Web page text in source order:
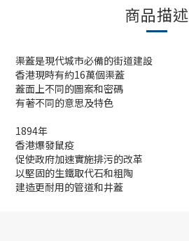
商品描述
渠蓋是現代城市必備的街道建設
香港現時有約16萬個渠蓋
蓋面上不同的圖案和密碼
有著不同的意思及特色
1894年
香港爆發鼠疫
促使政府加速實施排污的改革
以堅固的生鐵取代石和粗陶
建造更耐用的管道和井蓋